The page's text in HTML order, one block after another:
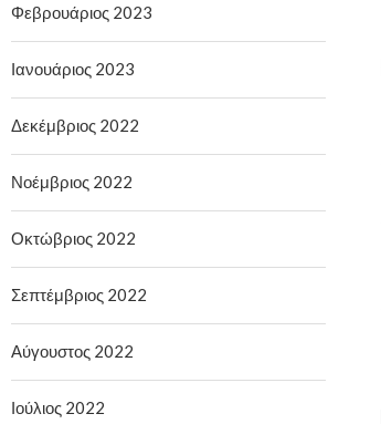
Φεβρουάριος 2023
Ιανουάριος 2023
Δεκέμβριος 2022
Νοέμβριος 2022
Οκτώβριος 2022
Σεπτέμβριος 2022
Αύγουστος 2022
Ιούλιος 2022